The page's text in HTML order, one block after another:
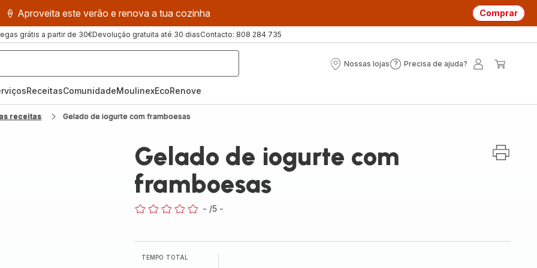
🍦 Aproveita este verão e renova a tua cozinha Comprar
grátis a partir de 30€Devolução gratuita até 30 diasContacto: 808 284 735
Nossas lojas
Nossas
Precisa de ajuda?
Precisa
ReceitasComunidadeMoulinexEcoRenove
receitas Gelado de iogurte com framboesas
Gelado de iogurte com
framboesas
- /5 -
TEMPO TOTAL